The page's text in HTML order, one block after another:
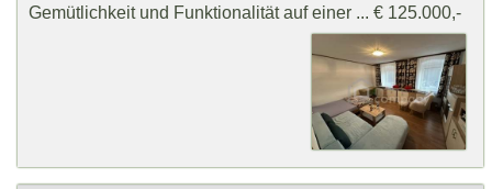
Gemütlichkeit und Funktionalität auf einer ... € 125.000,-